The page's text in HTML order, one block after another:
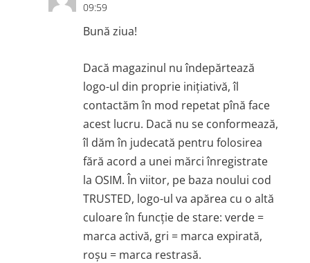
09:59
Bună ziua!
Dacă magazinul nu îndepărtează
logo-ul din proprie inițiativă, îl
contactăm în mod repetat pînă face
acest lucru. Dacă nu se conformează,
îl dăm în judecată pentru folosirea
fără acord a unei mărci înregistrate
la OSIM. În viitor, pe baza noului cod
TRUSTED, logo-ul va apărea cu o altă
culoare în funcție de stare: verde =
marca activă, gri = marca expirată,
roșu = marca restrasă.